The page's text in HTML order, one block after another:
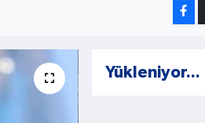
Yükleniyor...